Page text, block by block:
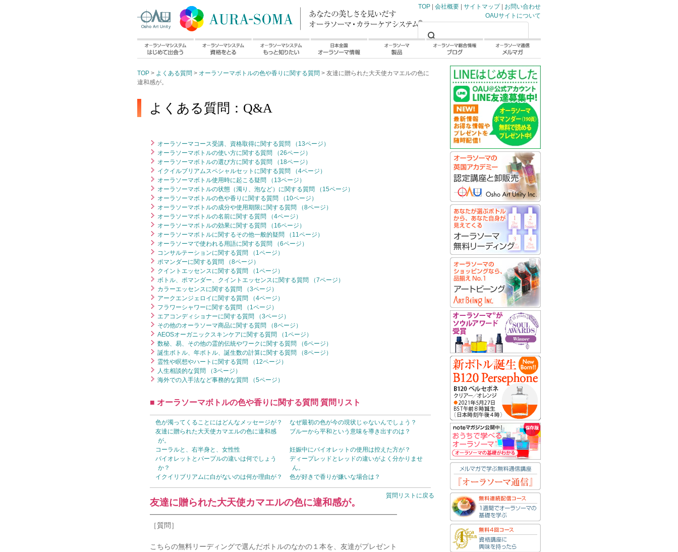
TOP | 会社概要 | サイトマップ| お問い合わせ
OAUサイトについて
TOP > よくある質問 > オーラソーマボトルの色や香りに関する質問 > 友達に贈られた大天使カマエルの色に
違和感が。
よくある質問：Q&A
オーラソーマコース受講、資格取得に関する質問 （13ページ）
オーラソーマボトルの使い方に関する質問 （26ページ）
オーラソーマボトルの選び方に関する質問 （18ページ）
イクイルブリアムスペシャルセットに関する質問 （4ページ）
オーラソーマボトル使用時に起こる疑問 （13ページ）
オーラソーマボトルの状態（濁り、泡など）に関する質問 （15ページ）
オーラソーマボトルの色や香りに関する質問 （10ページ）
オーラソーマボトルの成分や使用期限に関する質問 （8ページ）
オーラソーマボトルの名前に関する質問 （4ページ）
オーラソーマボトルの効果に関する質問 （16ページ）
オーラソーマボトルに関するその他一般的疑問 （11ページ）
オーラソーマで使われる用語に関する質問 （6ページ）
コンサルテーションに関する質問 （1ページ）
ポマンダーに関する質問 （8ページ）
クイントエッセンスに関する質問 （1ページ）
ボトル、ポマンダー、クイントエッセンスに関する質問 （7ページ）
カラーエッセンスに関する質問 （3ページ）
アークエンジェロイに関する質問 （4ページ）
フラワーシャワーに関する質問 （1ページ）
エアコンディショナーに関する質問 （3ページ）
その他のオーラソーマ商品に関する質問 （8ページ）
AEOSオーガニックスキンケアに関する質問 （1ページ）
数秘、易、その他の霊的伝統やワークに関する質問 （6ページ）
誕生ボトル、年ボトル、誕生数の計算に関する質問 （8ページ）
霊性や瞑想やハートに関する質問 （12ページ）
人生相談的な質問 （3ページ）
海外での入手法など事務的な質問 （5ページ）
■ オーラソーマボトルの色や香りに関する質問 質問リスト
色が濁ってくることにはどんなメッセージが？
なぜ最初の色が今の現状じゃないんでしょう？
友達に贈られた大天使カマエルの色に違和感
が。
ブルーから平和という意味を導き出すのは？
コーラルと、右半身と、女性性
妊娠中にバイオレットの使用は控えた方が？
バイオレットとパープルの違いは何でしょう
か？
ディープレッドとレッドの違いがよく分かりませ
ん。
イクイリブリアムに白がないのは何か理由が？
色が好きで香りが嫌いな場合は？
質問リストに戻る
友達に贈られた大天使カマエルの色に違和感が。
━━━━━━━━━━━━━━━━━━━━━━━━━━━━━━━━━━━
［質問］
こちらの無料リーディングで選んだボトルのなかの１本を、友達がプレゼント